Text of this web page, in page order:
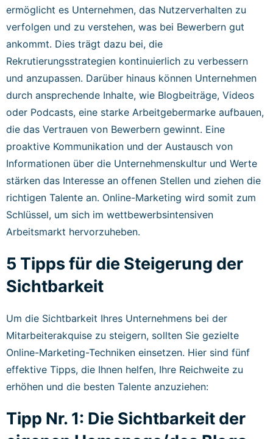
ermöglicht es Unternehmen, das Nutzerverhalten zu
verfolgen und zu verstehen, was bei Bewerbern gut
ankommt. Dies trägt dazu bei, die
Rekrutierungsstrategien kontinuierlich zu verbessern
und anzupassen. Darüber hinaus können Unternehmen
durch ansprechende Inhalte, wie Blogbeiträge, Videos
oder Podcasts, eine starke Arbeitgebermarke aufbauen,
die das Vertrauen von Bewerbern gewinnt. Eine
proaktive Kommunikation und der Austausch von
Informationen über die Unternehmenskultur und Werte
stärken das Interesse an offenen Stellen und ziehen die
richtigen Talente an. Online-Marketing wird somit zum
Schlüssel, um sich im wettbewerbsintensiven
Arbeitsmarkt hervorzuheben.
5 Tipps für die Steigerung der
Sichtbarkeit
Um die Sichtbarkeit Ihres Unternehmens bei der
Mitarbeiterakquise zu steigern, sollten Sie gezielte
Online-Marketing-Techniken einsetzen. Hier sind fünf
effektive Tipps, die Ihnen helfen, Ihre Reichweite zu
erhöhen und die besten Talente anzuziehen:
Tipp Nr. 1: Die Sichtbarkeit der